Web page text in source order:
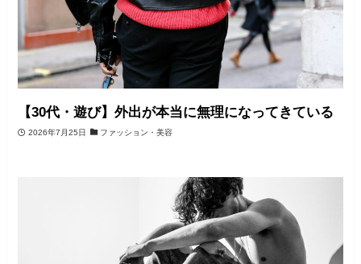
【30代・遊び】外出が本当に無理になってきている
2026年7月25日 ファッション・美容